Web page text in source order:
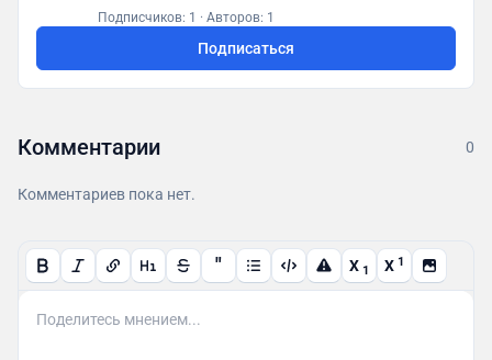
изложения ежедневно 🌐 От Google и OpenAI до
Подписчиков: 1 · Авторов: 1
Подписаться
Комментарии 0
Комментариев пока нет.
" X 1 X 1